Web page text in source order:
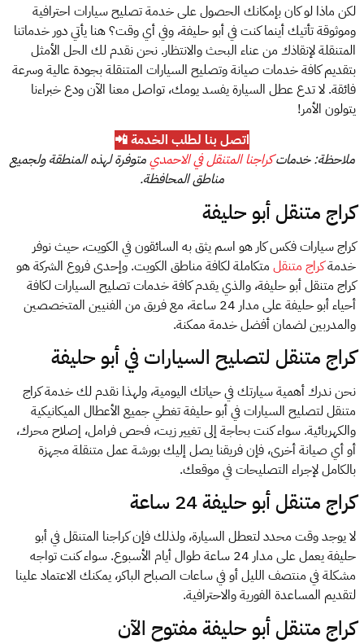
لكن ماذا لو كان بإمكانك الحصول على خدمة تصليح سيارات احترافية
وموثوقة تأتيك أينما كنت في أبو حليفة، وفي أي وقت؟ هنا يأتي دور خدماتنا
المتنقلة لإنقاذك من عناء البحث والانتظار. نحن نقدم لك الحل الأمثل
بتقديم كافة خدمات صيانة وتصليح السيارات المتنقلة بجودة عالية وسرعة
فائقة. لا تدع عطل السيارة يفسد يومك، تواصل معنا الآن ودع خبراءنا
يتولون الأمر!
اتصل بنا لطلب الخدمة 📲
ملاحظة: خدماتكراجنا المتنقل في الاحمديمتوفرة لهذه المنطقة ولجميع
مناطق المحافظة.
كراج متنقل أبو حليفة
كراج سيارات فكس كار هو اسم يثق به السائقون في الكويت، حيث نوفر
خدمةكراج متنقل متكاملة لكافة مناطق الكويت. وإحدى فروع الشركة هو
كراج متنقل أبو حليفة، والذي يقدم كافة خدمات تصليح السيارات لكافة
أحياء أبو حليفة على مدار 24 ساعة، مع فريق من الفنيين المتخصصين
والمدربين لضمان أفضل خدمة ممكنة.
كراج متنقل لتصليح السيارات في أبو حليفة
نحن ندرك أهمية سيارتك في حياتك اليومية، ولهذا نقدم لك خدمة كراج
متنقل لتصليح السيارات في أبو حليفة تغطي جميع الأعطال الميكانيكية
والكهربائية. سواء كنت بحاجة إلى تغيير زيت، فحص فرامل، إصلاح محرك،
أو أي صيانة أخرى، فإن فريقنا يصل إليك بورشة عمل متنقلة مجهزة
بالكامل لإجراء التصليحات في موقعك.
كراج متنقل أبو حليفة 24 ساعة
لا يوجد وقت محدد لتعطل السيارة، ولذلك فإن كراجنا المتنقل في أبو
حليفة يعمل على مدار 24 ساعة طوال أيام الأسبوع. سواء كنت تواجه
مشكلة في منتصف الليل أو في ساعات الصباح الباكر، يمكنك الاعتماد علينا
لتقديم المساعدة الفورية والاحترافية.
كراج متنقل أبو حليفة مفتوح الآن